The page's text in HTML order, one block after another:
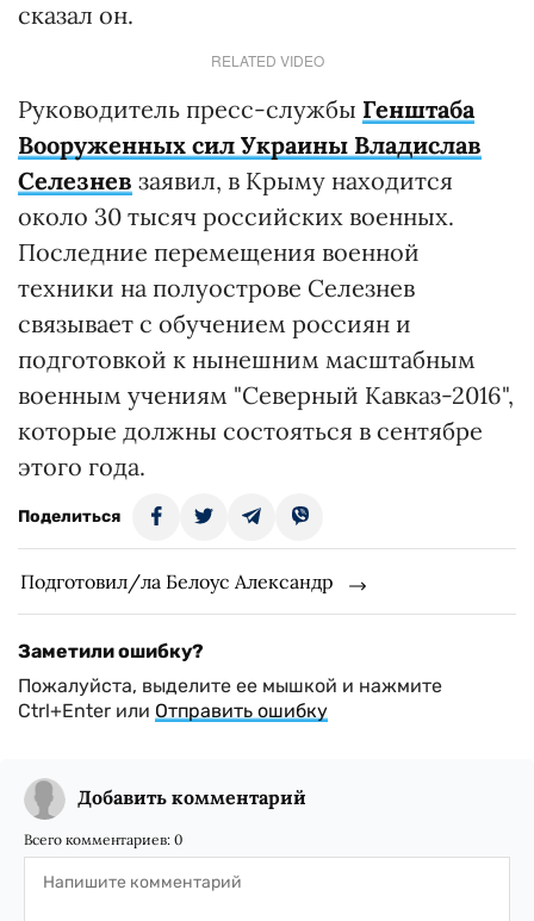
сказал он.
RELATED VIDEO
Руководитель пресс-службы Генштаба
Вооруженных сил Украины Владислав
Селезнев заявил, в Крыму находится
около 30 тысяч российских военных.
Последние перемещения военной
техники на полуострове Селезнев
связывает с обучением россиян и
подготовкой к нынешним масштабным
военным учениям "Северный Кавказ-2016",
которые должны состояться в сентябре
этого года.
Поделиться
Подготовил/ла Белоус Александр
Заметили ошибку?
Пожалуйста, выделите ее мышкой и нажмите
Ctrl+Enter или Отправить ошибку
Добавить комментарий
Всего комментариев: 0